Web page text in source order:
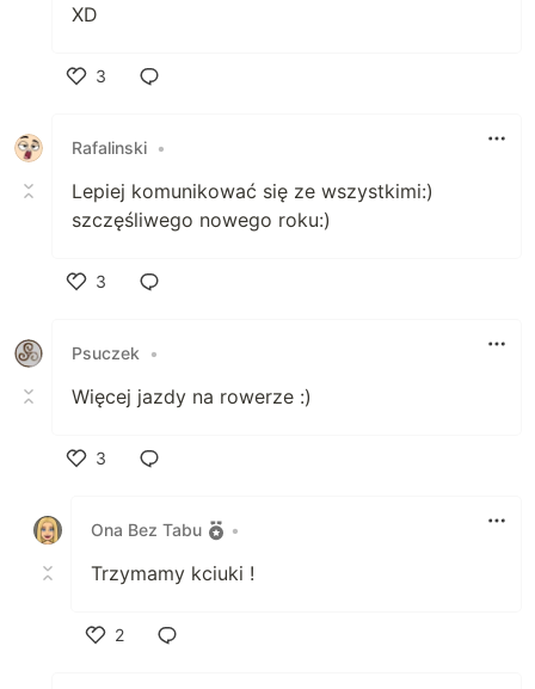
XD
3
Rafalinski •
Lepiej komunikować się ze wszystkimi:)
szczęśliwego nowego roku:)
3
Psuczek
•
Więcej jazdy na rowerze :)
3
Ona Bez Tabu
•
Trzymamy kciuki !
2